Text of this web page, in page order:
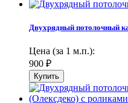
Двухрядный потолочный
Цена (за 1 м.п.):
900 ₽